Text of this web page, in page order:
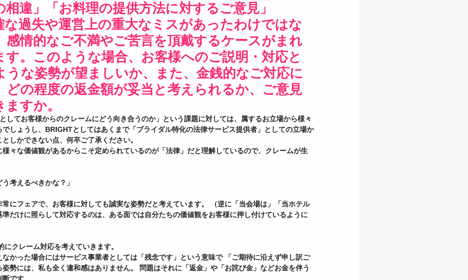
相違」「お料理の提供方法に対するご意見」
な過失や運営上の重大なミスがあったわけではな
感情的なご不満やご苦言を頂戴するケースがまれ
す。このような場合、お客様へのご説明・対応と
うな姿勢が望ましいか、また、金銭的なご対応に
どの程度の返金額が妥当と考えられるか、ご意見
すか。
してお客様からのクレームにどう向き合うのか」という課題に対しては、属するお立場から様々
しょうし、BRIGHTとしてはあくまで「ブライダル特化の法律サービス提供者」としての立場か
としかできない点、何卒ご了承ください。
々な価値観があるからこそ定められているのが「法律」だと理解しているので、クレームが生
う考えるべきかな？」
常にフェアで、お客様に対しても誠実な姿勢だと考えています。 （逆に「当会場は」「当ホテル
準だけに照らして対応するのは、ある面では自分たちの価値観をお客様に押し付けているように
にクレーム対応を考えていきます。
なかった場合にはサービス事業者としては「残念です」という意味で 「ご期待に沿えず申し訳ご
勢には、私も全く違和感はありません。 問題はそれに「返金」や「お詫び金」などお金を伴う